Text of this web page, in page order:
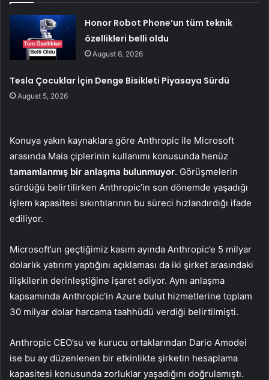
Honor Robot Phone’un tüm teknik
özellikleri belli oldu
August 6, 2026
Tesla Çocuklar İçin Denge Bisikleti Piyasaya Sürdü
August 5, 2026
Konuya yakın kaynaklara göre Anthropic ile Microsoft
arasında Maia çiplerinin kullanımı konusunda henüz
tamamlanmış bir anlaşma bulunmuyor. Görüşmelerin
sürdüğü belirtilirken Anthropic’in son dönemde yaşadığı
işlem kapasitesi sıkıntılarının bu süreci hızlandırdığı ifade
ediliyor.
Microsoft’un geçtiğimiz kasım ayında Anthropic’e 5 milyar
dolarlık yatırım yaptığını açıklaması da iki şirket arasındaki
ilişkilerin derinleştiğine işaret ediyor. Aynı anlaşma
kapsamında Anthropic’in Azure bulut hizmetlerine toplam
30 milyar dolar harcama taahhüdü verdiği belirtilmişti.
Anthropic CEO’su ve kurucu ortaklarından Dario Amodei
ise bu ay düzenlenen bir etkinlikte şirketin hesaplama
kapasitesi konusunda zorluklar yaşadığını doğrulamıştı.